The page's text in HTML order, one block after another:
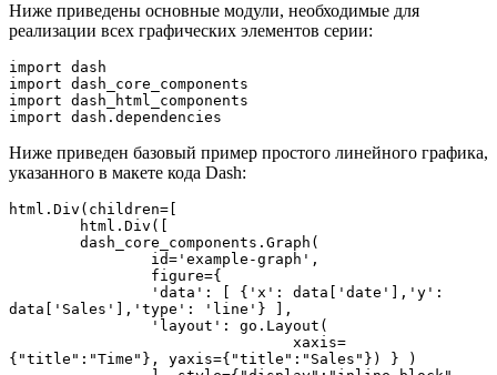
Ниже приведены основные модули, необходимые для
реализации всех графических элементов серии:
import dash
import dash_core_components
import dash_html_components
import dash.dependencies
Ниже приведен базовый пример простого линейного графика,
указанного в макете кода Dash:
html.Div(children=[
data['Sales'],'type': 'line'} ],
{"title":"Time"}, yaxis={"title":"Sales"}) } )